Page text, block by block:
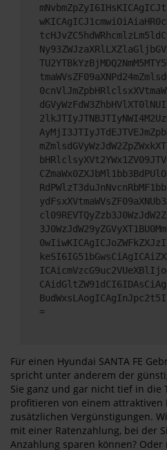
=
Für einen Hyundai SANTA FE
spricht unter anderem der
Sie ganz und gar nicht tief in die
profitieren von einem attraktiven
zusätzlichen Vergünstigungen.
mit einer Ratenzahlung, bei der
Anzahlung sparen können?